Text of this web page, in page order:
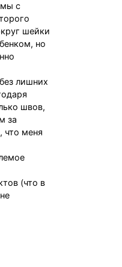
мы с
шейки
но
лишних
швов,
за
что меня
(что в